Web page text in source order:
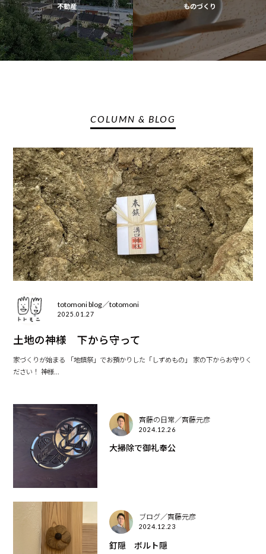
不動産 ものづくり
COLUMN & BLOG
totomoni blog／totomoni
2025.01.27
土地の神様 下から守って
家づくりが始まる 「地鎮祭」でお預かりした「しずめもの」 家の下からお守りく
ださい！ 神様...
齊藤の日常／齊藤元彦
2024.12.26
大掃除で御礼奉公
ブログ／齊藤元彦
2024.12.23
釘隠 ボルト隠